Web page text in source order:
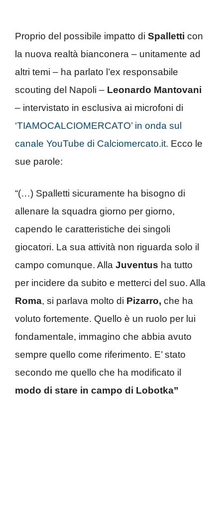
Proprio del possibile impatto di Spalletti con
la nuova realtà bianconera – unitamente ad
altri temi – ha parlato l’ex responsabile
scouting del Napoli – Leonardo Mantovani
– intervistato in esclusiva ai microfoni di
‘TIAMOCALCIOMERCATO’ in onda sul
canale YouTube di Calciomercato.it. Ecco le
sue parole:
“(…) Spalletti sicuramente ha bisogno di
allenare la squadra giorno per giorno,
capendo le caratteristiche dei singoli
giocatori. La sua attività non riguarda solo il
campo comunque. Alla Juventus ha tutto
per incidere da subito e metterci del suo. Alla
Roma, si parlava molto di Pizarro, che ha
voluto fortemente. Quello è un ruolo per lui
fondamentale, immagino che abbia avuto
sempre quello come riferimento. E’ stato
secondo me quello che ha modificato il
modo di stare in campo di Lobotka”